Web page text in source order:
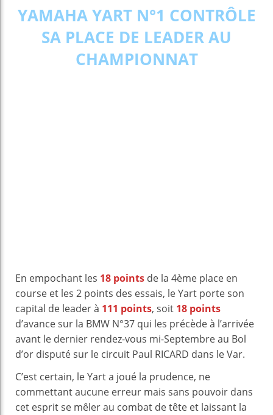
YAMAHA YART N°1 CONTRÔLE
SA PLACE DE LEADER AU
CHAMPIONNAT
En empochant les 18 points de la 4ème place en
course et les 2 points des essais, le Yart porte son
capital de leader à 111 points, soit 18 points
d’avance sur la BMW N°37 qui les précède à l’arrivée
avant le dernier rendez-vous mi-Septembre au Bol
d’or disputé sur le circuit Paul RICARD dans le Var.
C’est certain, le Yart a joué la prudence, ne
commettant aucune erreur mais sans pouvoir dans
cet esprit se mêler au combat de tête et laissant la